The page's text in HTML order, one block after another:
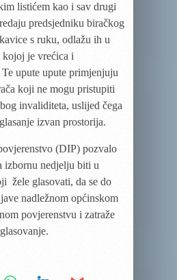
listićem kao i sav drugi
predsjedniku biračkog
s ruku, odlažu ih u
kojoj je vrećica i
Te upute upute primjenjuju
koji ne mogu pristupiti
invaliditeta, uslijed čega
izvan prostorija.
(DIP) pozvalo
izbornu nedjelju biti u
žele glasovati, da se do
nadležnom općinskom
povjerenstvu i zatraže